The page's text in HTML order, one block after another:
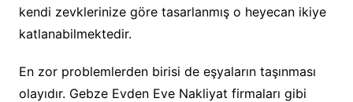
kendi zevklerinize göre tasarlanmış o heyecan ikiye
katlanabilmektedir.
En zor problemlerden birisi de eşyaların taşınması
olayıdır. Gebze Evden Eve Nakliyat firmaları gibi